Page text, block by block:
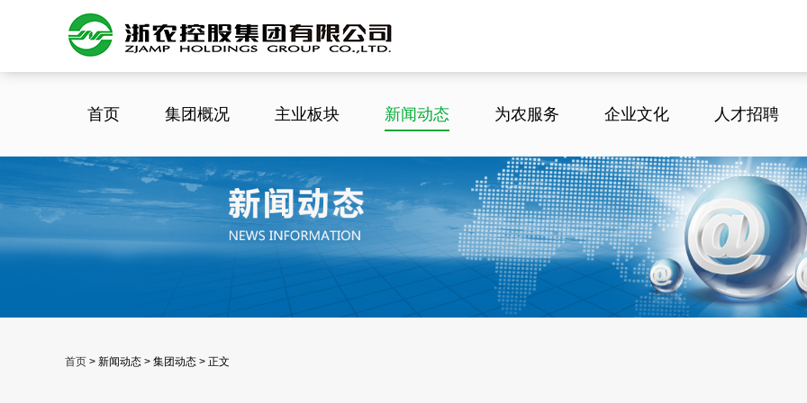
首页 集团概况 主业板块 新闻动态 为农服务 企业文化 人才招聘
首页 > 新闻动态 > 集团动态 > 正文